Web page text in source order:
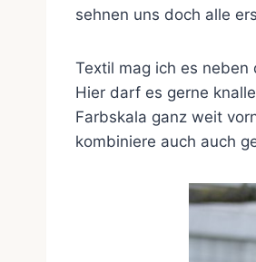
sehnen uns doch alle
Textil mag ich es neben
Hier darf es gerne
Farbskala ganz weit
kombiniere auch auch